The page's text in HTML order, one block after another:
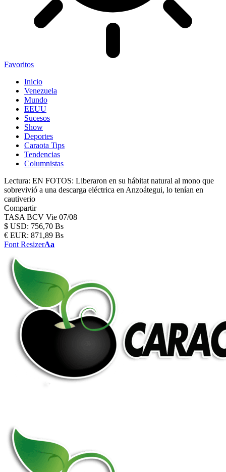
Favoritos
Inicio
Venezuela
Mundo
EEUU
Sucesos
Show
Deportes
Caraota Tips
Tendencias
Columnistas
Lectura: EN FOTOS: Liberaron en su hábitat natural al mono que
sobrevivió a una descarga eléctrica en Anzoátegui, lo tenían en
cautiverio
Compartir
TASA BCV Vie 07/08
$ USD: 756,70 Bs
€ EUR: 871,89 Bs
Font ResizerAa